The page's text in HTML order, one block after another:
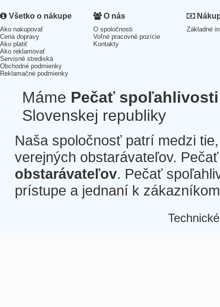
Všetko o nákupe
Ako nakupovať
Cena dopravy
Ako platiť
Ako reklamovať
Servisné strediská
Obchodné podmienky
Reklamačné podmienky
O nás
O spoločnosti
Voľné pracovné pozície
Kontakty
Základné
Máme Pečať spoľahlivosti
Slovenskej republiky
Naša spoločnosť patrí medzi
verejných obstarávateľov.
obstarávateľov. Pečať
prístupe a jednaní k